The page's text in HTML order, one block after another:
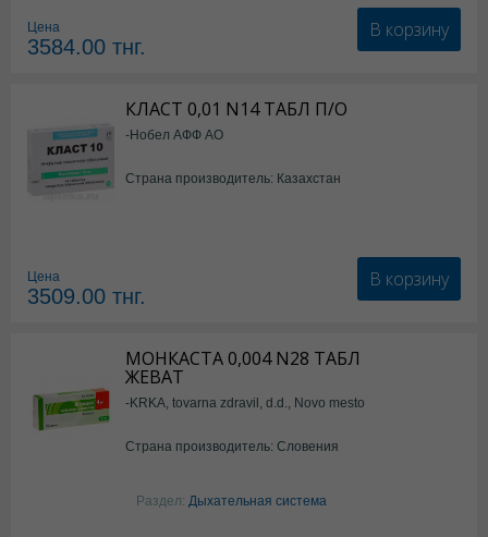
Цена
3584.00 тнг.
В корзину
КЛАСТ 0,01 N14 ТАБЛ П/О
-Нобел АФФ АО
Страна производитель: Казахстан
Цена
3509.00 тнг.
В корзину
МОНКАСТА 0,004 N28 ТАБЛ
ЖЕВАТ
-KRKA, tovarna zdravil, d.d., Novo mesto
Страна производитель: Словения
Раздел: Дыхательная система